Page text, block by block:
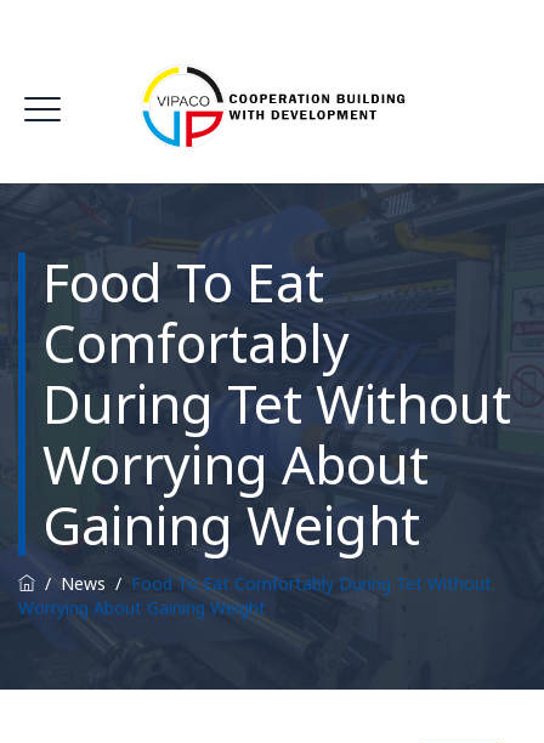
Food To Eat
Comfortably
During Tet Without
Worrying About
Gaining Weight
/ News / Food To Eat Comfortably During Tet Without
Worrying About Gaining Weight